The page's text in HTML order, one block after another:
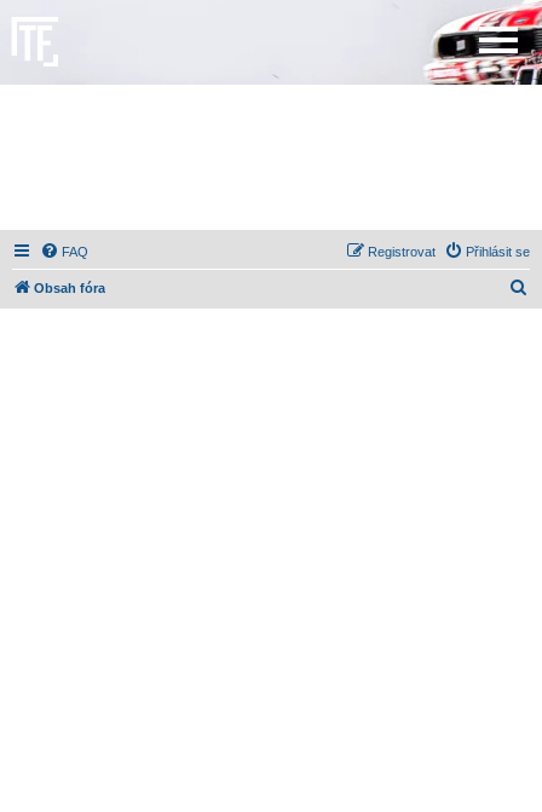
FAQ Přihlásit se
Registrovat
Obsah fóra